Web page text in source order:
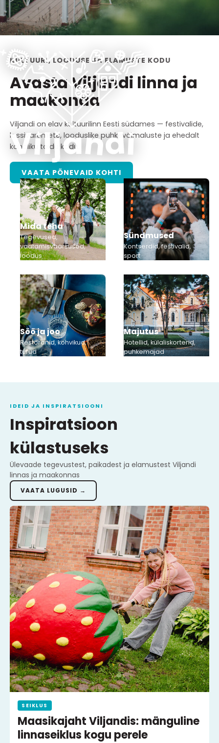
KULTUURI, LOODUSE JA ELAMUSTE KODU
Avasta Viljandi linna ja
maakonda
Viljandi on elav kultuurilinn Eesti südames — festivalide,
lossivaremete, looduslike puhkevõimaluste ja ehedalt
kohaliku toidu kodu.
VAATA PÕNEVAID KOHTI
Mida teha
Tegevused,
vaatamisväärsused,
loodus
Sündmused
Kontserdid, festivalid,
sport
Söö ja joo
Restoranid, kohvikud,
turud
Majutus
Hotellid, külaliskorterid,
puhkemajad
IDEID JA INSPIRATSIOONI
Inspiratsioon
külastuseks
Ülevaade tegevustest, paikadest ja elamustest Viljandi
linnas ja maakonnas
VAATA LUGUSID →
SEIKLUS
Maasikajaht Viljandis: mänguline
linnaseiklus kogu perele